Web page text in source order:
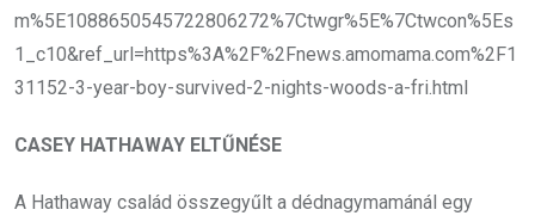
m%5E1088650545722806272%7Ctwgr%5E%7Ctwcon%5Es
1_c10&ref_url=https%3A%2F%2Fnews.amomama.com%2F1
31152-3-year-boy-survived-2-nights-woods-a-fri.html
CASEY HATHAWAY ELTŰNÉSE
A Hathaway család összegyűlt a dédnagymamánál egy